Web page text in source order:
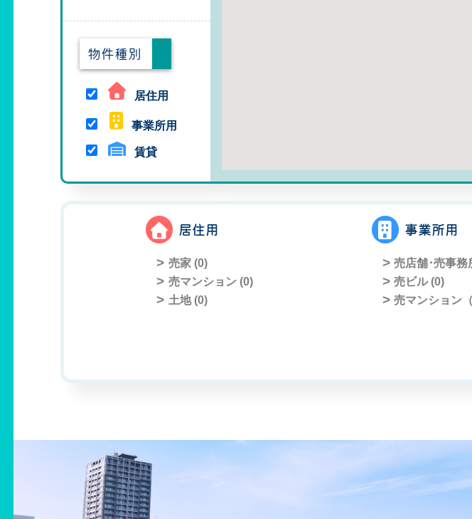
物件種別
居住用
事業所用
賃貸
居住用
売家 (0)
売マンション (0)
土地 (0)
事業所用
売店舗･売事務
売ビル (0)
売マンション